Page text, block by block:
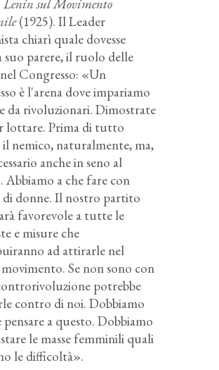
Lenin sul Movimento
(1925). Il Leader
chiarì quale dovesse
suo parere, il ruolo delle
Congresso: «Un
è l'arena dove impariamo
da rivoluzionari. Dimostrate
lottare. Prima di tutto
nemico, naturalmente, ma,
anche in seno al
Abbiamo a che fare con
donne. Il nostro partito
favorevole a tutte le
e misure che
ad attirarle nel
Se non sono con
potrebbe
contro di noi. Dobbiamo
pensare a questo. Dobbiamo
le masse femminili quali
le difficoltà».